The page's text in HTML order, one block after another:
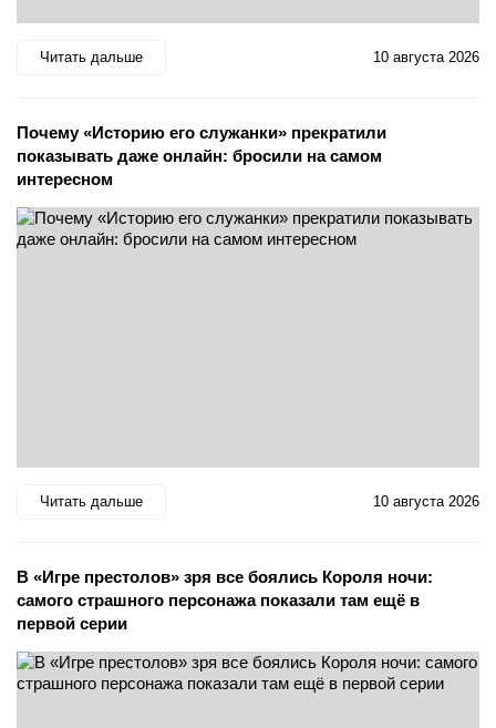
Читать дальше 10 августа 2026
Почему «Историю его служанки» прекратили
показывать даже онлайн: бросили на самом
интересном
Читать дальше 10 августа 2026
В «Игре престолов» зря все боялись Короля ночи:
самого страшного персонажа показали там ещё в
первой серии